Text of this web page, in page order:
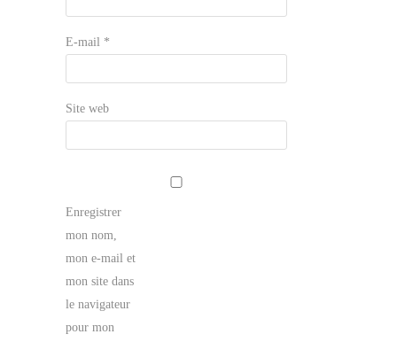
E-mail *
Site web
Enregistrer
mon nom,
mon e-mail et
mon site dans
le navigateur
pour mon